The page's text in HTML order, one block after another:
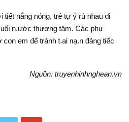
tiết nắng nóng, trẻ tự ý rủ nhau đi
n.ước thương tâm. Các phụ
em để tránh t.ai nạ.n đáng tiếc
Nguồn: truyenhinhnghean.vn